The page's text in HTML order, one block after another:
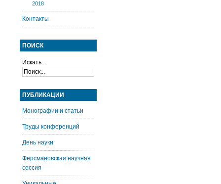
2018
Контакты
ПОИСК
Искать...
ПУБЛИКАЦИИ
Монографии и статьи
Труды конференций
День науки
Ферсмановская научная
сессия